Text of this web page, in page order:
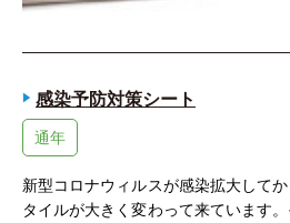
感染予防対策シート
通年
新型コロナウィルスが感染拡大して
タイルが大きく変わって来ています